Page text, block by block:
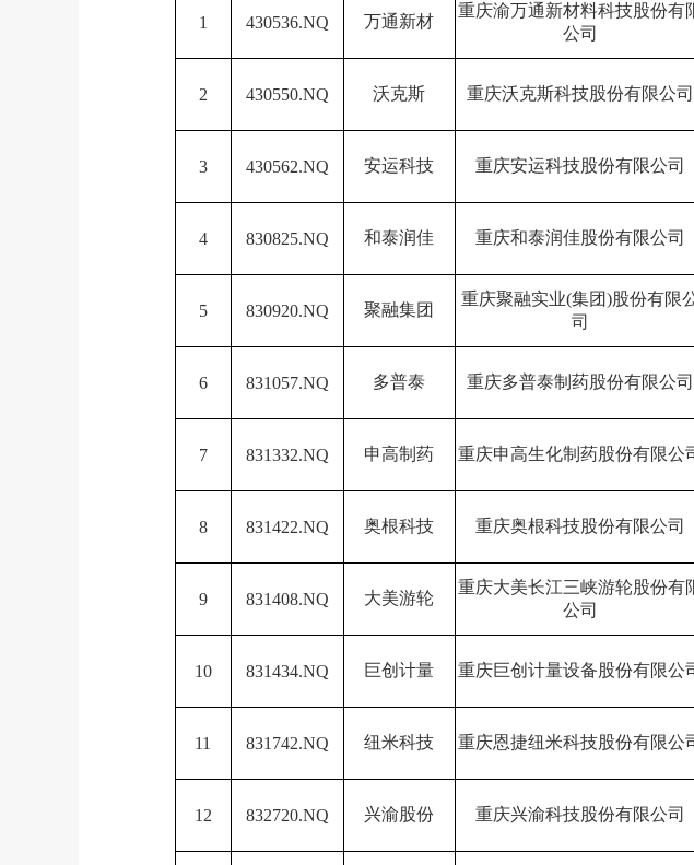
1 430536.NQ 万通新材
重庆渝万通新材料科技股份有
公司
2 430550.NQ 沃克斯 重庆沃克斯科技股份有限公司
3 430562.NQ 安运科技 重庆安运科技股份有限公司
4 830825.NQ 和泰润佳 重庆和泰润佳股份有限公司
5 830920.NQ 聚融集团
重庆聚融实业(集团)股份有限
司
6 831057.NQ 多普泰 重庆多普泰制药股份有限公司
7 831332.NQ 申高制药 重庆申高生化制药股份有限公
8 831422.NQ 奥根科技 重庆奥根科技股份有限公司
9 831408.NQ 大美游轮
重庆大美长江三峡游轮股份有
公司
10 831434.NQ 巨创计量 重庆巨创计量设备股份有限公
11 831742.NQ 纽米科技 重庆恩捷纽米科技股份有限公
12 832720.NQ 兴渝股份 重庆兴渝科技股份有限公司